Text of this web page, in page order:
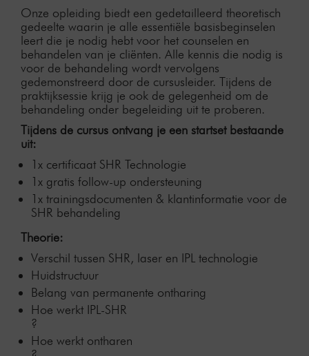
Onze opleiding biedt een gedetailleerd theoretisch
gedeelte waarin je alle essentiële basisbeginselen
leert die je nodig hebt voor het counselen en
behandelen van je cliënten. Alle kennis die nodig is
voor de behandeling wordt vervolgens
gedemonstreerd door de cursusleider. Tijdens de
praktijksessie krijg je ook de gelegenheid om de
behandeling onder begeleiding uit te proberen.
Tijdens de cursus ontvang je een startset bestaande
uit:
1x certificaat SHR Technologie
1x gratis follow-up ondersteuning
1x trainingsdocumenten & klantinformatie voor de
SHR behandeling
Theorie:
Verschil tussen SHR, laser en IPL technologie
Huidstructuur
Belang van permanente ontharing
Hoe werkt IPL-SHR
?
Hoe werkt ontharen